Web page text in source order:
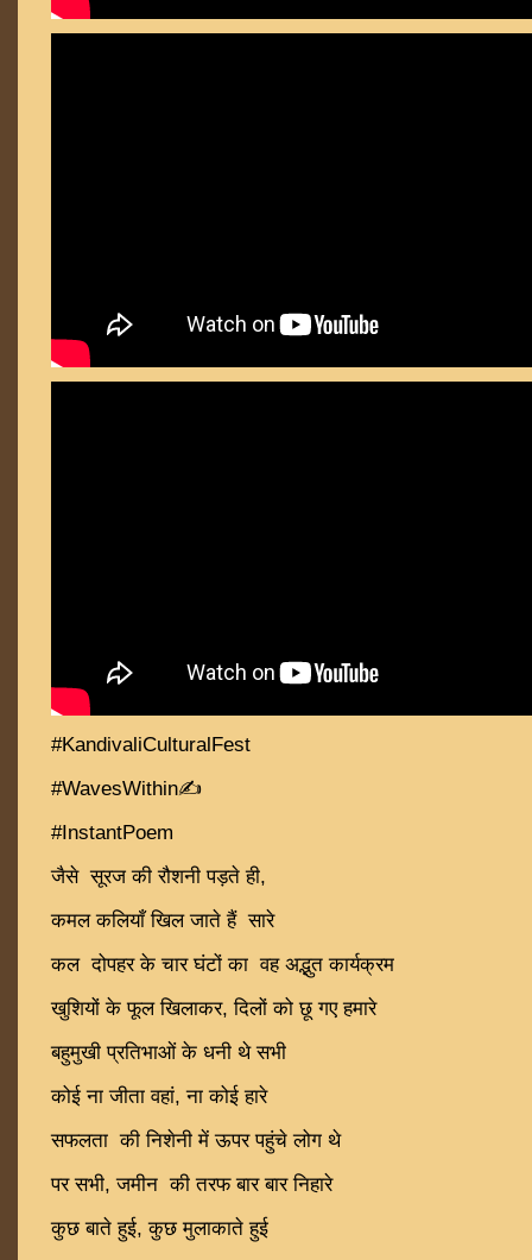
#KandivaliCulturalFest
#WavesWithin✍
#InstantPoem
जैसे सूरज की रौशनी पड़ते ही,
कमल कलियाँ खिल जाते हैं सारे
कल दोपहर के चार घंटों का वह अद्भुत कार्यक्रम
खुशियों के फूल खिलाकर, दिलों को छू गए हमारे
बहुमुखी प्रतिभाओं के धनी थे सभी
कोई ना जीता वहां, ना कोई हारे
सफलता की निशेनी में ऊपर पहुंचे लोग थे
पर सभी, जमीन की तरफ बार बार निहारे
कुछ बाते हुई, कुछ मुलाकाते हुई